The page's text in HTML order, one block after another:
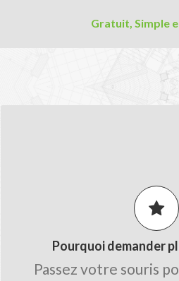
Gratuit, Simple
Pourquoi demander
Passez votre souris
meilleur
Obtenez des
artisans.
Gagnez du temps sur
une seule